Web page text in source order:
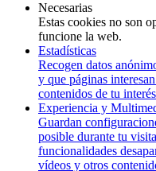
Necesarias
Estas cookies no son
funcione la web.
Estadísticas
Recogen datos
y que páginas
contenidos de tu
Experiencia y
Guardan
posible durante tu
funcionalidades
vídeos y otros